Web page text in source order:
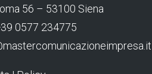
56 – 53100 Siena
0577 234775